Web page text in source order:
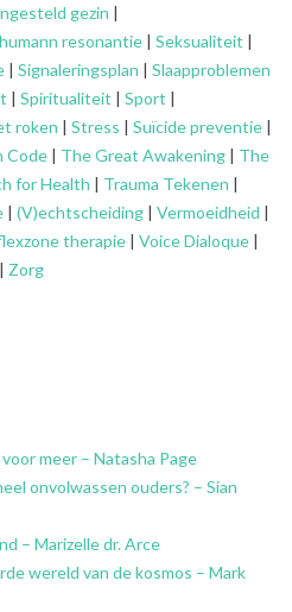
gezin |
resonantie | Seksualiteit |
| Signaleringsplan | Slaapproblemen
| Spiritualiteit | Sport |
roken | Stress | Suïcide preventie |
Code | The Great Awakening | The
for Health | Trauma Tekenen |
| (V)echtscheiding | Vermoeidheid |
therapie | Voice Dialoque |
| Zorg
meer – Natasha Page
onvolwassen ouders? – Sian
– Marizelle dr. Arce
wereld van de kosmos – Mark